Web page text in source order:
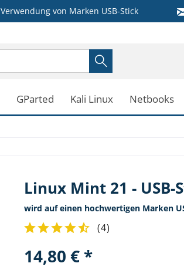
Verwendung von Marken USB-Stick
GParted Kali Linux Netbooks
Linux Mint 21 - USB-
wird auf einen hochwertigen Marken
(4)
14,80 € *